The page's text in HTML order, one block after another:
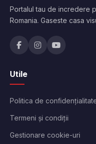
Portalul tau de incredere
Romania. Gaseste casa
Utile
Politica de
Termeni și condiții
Gestionare cookie-uri